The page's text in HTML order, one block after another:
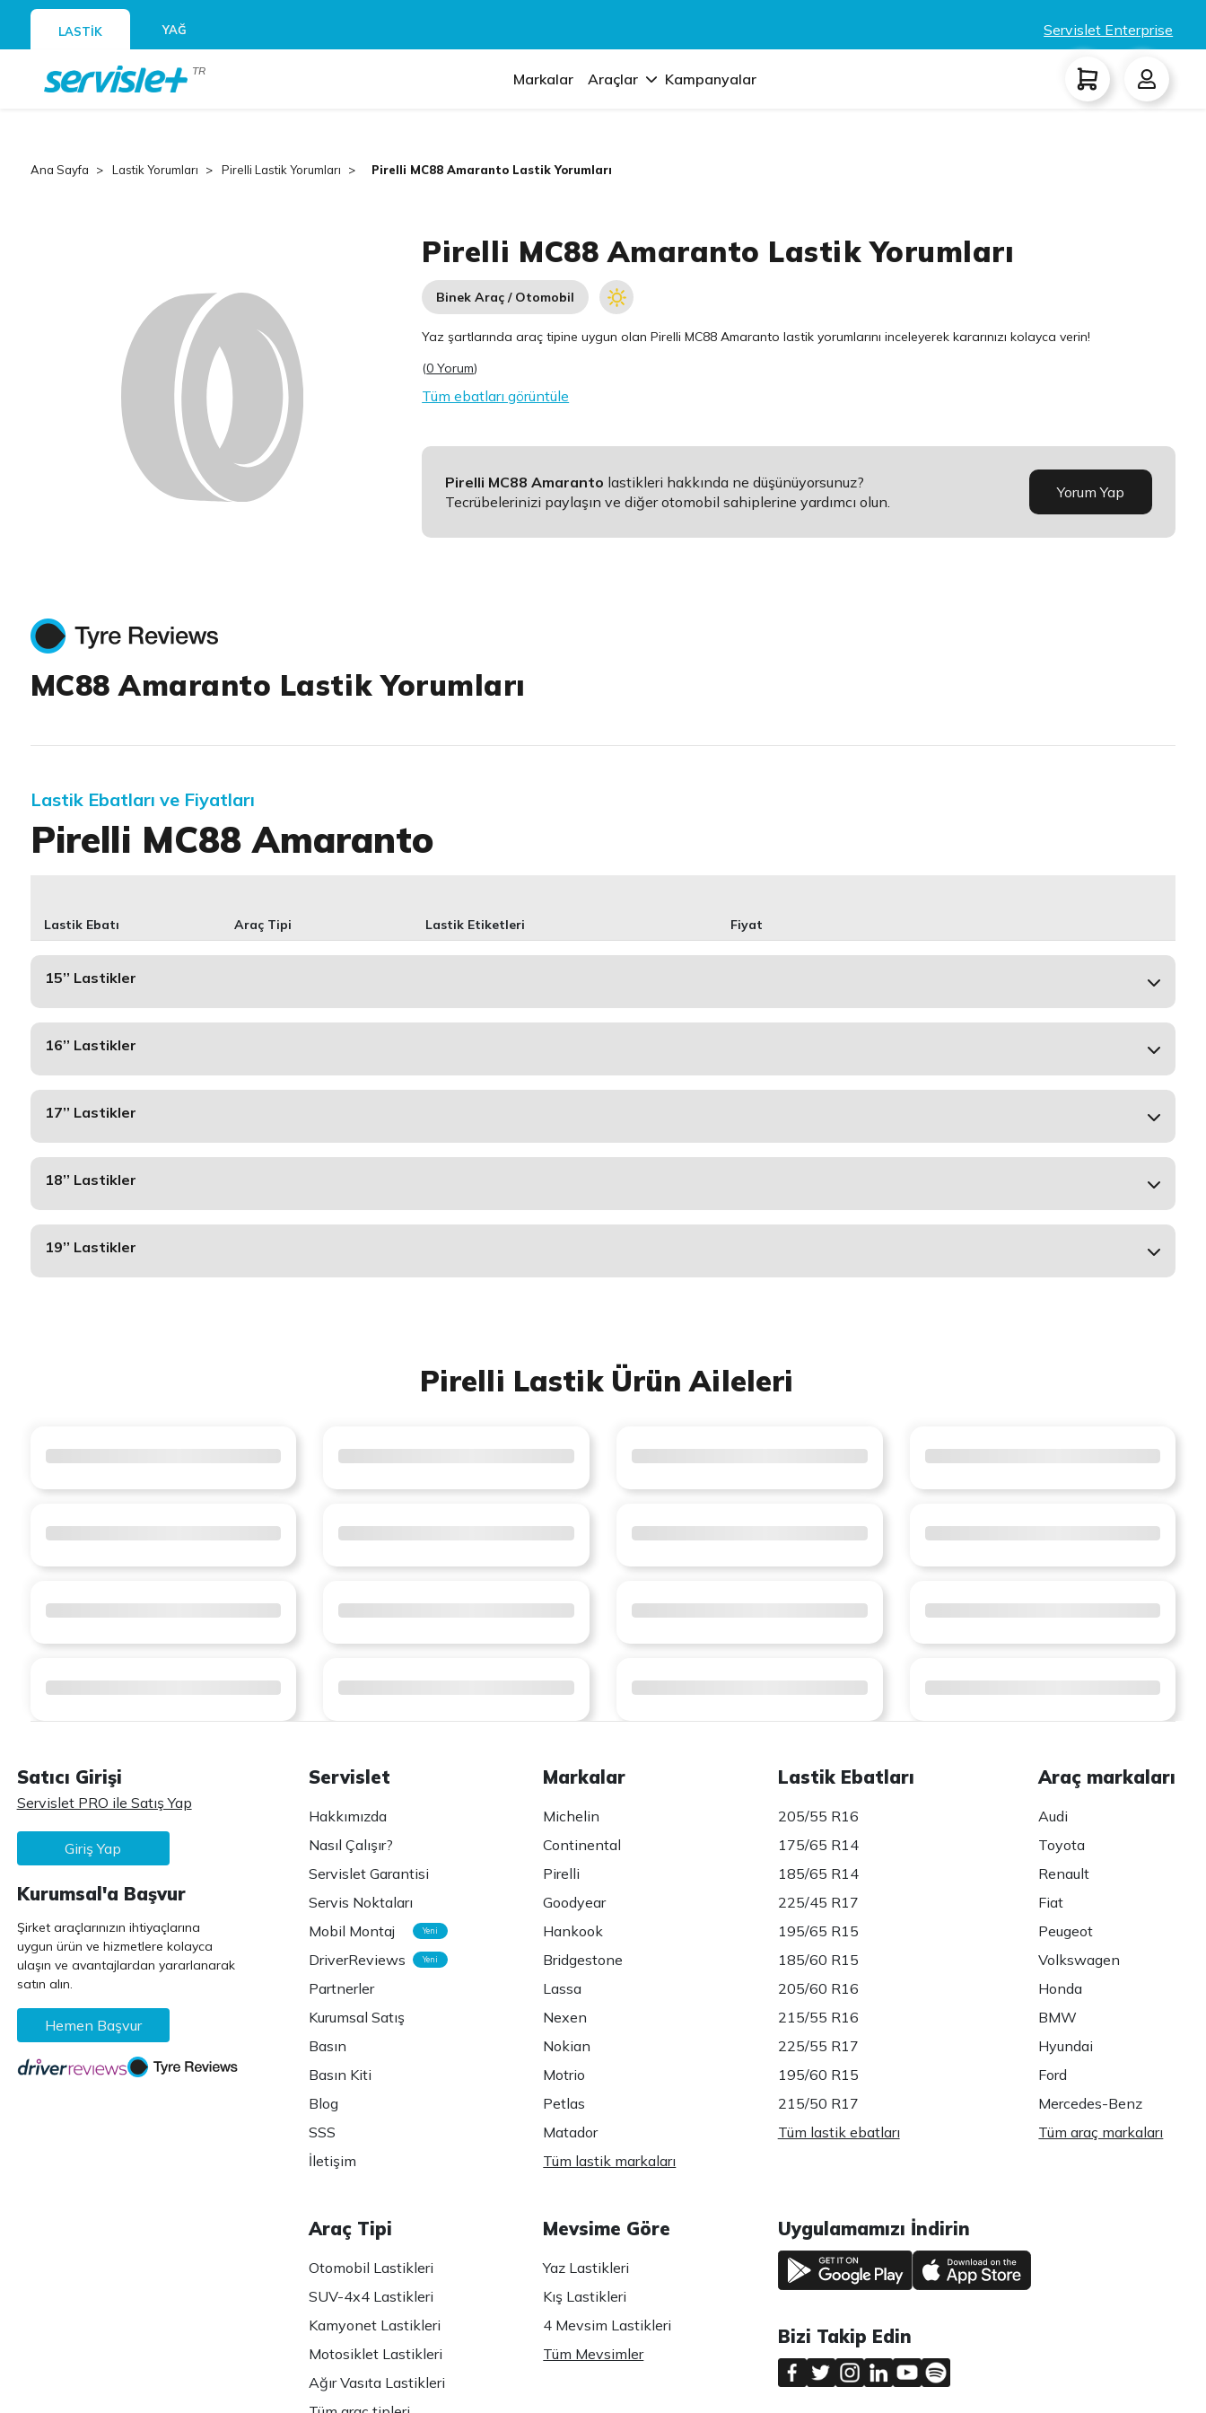
LASTİK YAĞ Servislet Enterprise
TR Markalar Araçlar Kampanyalar
Ana Sayfa Lastik Yorumları Pirelli Lastik Yorumları Pirelli MC88 Amaranto Lastik Yorumları
Pirelli MC88 Amaranto Lastik Yorumları
Binek Araç / Otomobil
Yaz şartlarında araç tipine uygun olanPirelli MC88 Amaranto lastik yorumlarını inceleyerek kararınızı kolayca verin!
(0 Yorum)
Tüm ebatları görüntüle
Pirelli MC88 Amaranto lastikleri hakkında ne düşünüyorsunuz?
Tecrübelerinizi paylaşın ve diğer otomobil sahiplerine yardımcı olun.
Yorum Yap
MC88 Amaranto Lastik Yorumları
Lastik Ebatları ve Fiyatları
Pirelli MC88 Amaranto
Lastik Ebatı Araç Tipi Lastik Etiketleri Fiyat
15’’ Lastikler
16’’ Lastikler
17’’ Lastikler
18’’ Lastikler
19’’ Lastikler
Pirelli Lastik Ürün Aileleri
Satıcı Girişi
Servislet PRO ile Satış Yap
Giriş Yap
Kurumsal'a Başvur
Şirket araçlarınızın ihtiyaçlarına
uygun ürün ve hizmetlere kolayca
ulaşın ve avantajlardan yararlanarak
satın alın.
Hemen Başvur
Servislet
Hakkımızda
Nasıl Çalışır?
Servislet Garantisi
Servis Noktaları
Mobil Montaj
Yeni
DriverReviews Yeni
Partnerler
Kurumsal Satış
Basın
Basın Kiti
Blog
SSS
İletişim
Markalar
Michelin
Continental
Pirelli
Goodyear
Hankook
Bridgestone
Lassa
Nexen
Nokian
Motrio
Petlas
Matador
Tüm lastik markaları
Lastik Ebatları
205/55 R16
175/65 R14
185/65 R14
225/45 R17
195/65 R15
185/60 R15
205/60 R16
215/55 R16
225/55 R17
195/60 R15
215/50 R17
Tüm lastik ebatları
Araç markaları
Audi
Toyota
Renault
Fiat
Peugeot
Volkswagen
Honda
BMW
Hyundai
Ford
Mercedes-Benz
Tüm araç markaları
Araç Tipi
Otomobil Lastikleri
SUV-4x4 Lastikleri
Kamyonet Lastikleri
Motosiklet Lastikleri
Ağır Vasıta Lastikleri
Mevsime Göre
Yaz Lastikleri
Kış Lastikleri
4 Mevsim Lastikleri
Tüm Mevsimler
Uygulamamızı İndirin
Bizi Takip Edin